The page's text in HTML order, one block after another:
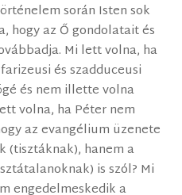
során Isten sok
hogy az Ő gondolatait és
Mi lett volna, ha
és szadduceusi
és nem illette volna
volna, ha Péter nem
az evangélium üzenete
(tisztáknak), hanem a
is szól? Mi
engedelmeskedik a